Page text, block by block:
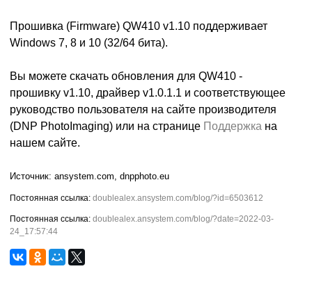
Прошивка (Firmware) QW410 v1.10 поддерживает
Windows 7, 8 и 10 (32/64 бита).
Вы можете скачать обновления для QW410 -
прошивку v1.10, драйвер v1.0.1.1 и соответствующее
руководство пользователя на сайте производителя
(DNP PhotoImaging) или на странице Поддержка на
нашем сайте.
ansystem.com, dnpphoto.eu
doublealex.ansystem.com/blog/?id=6503612
doublealex.ansystem.com/blog/?date=2022-03-
24_17:57:44